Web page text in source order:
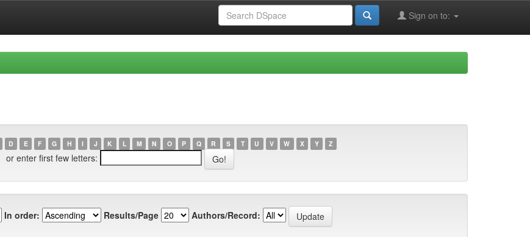
Sign on to:
D E F G H I J K L M N O P Q R S T U V W X Y Z
or enter first few letters:
In order: Results/Page Authors/Record: